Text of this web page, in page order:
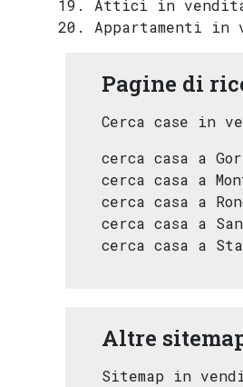
Attici in
Appartamenti in
Pagine di
Cerca case in
cerca casa a
cerca casa a
cerca casa a
cerca casa a
cerca casa a
Altre
Sitemap in